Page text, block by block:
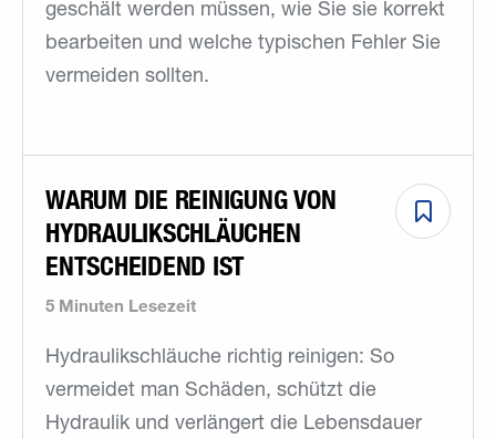
geschält werden müssen, wie Sie sie korrekt
bearbeiten und welche typischen Fehler Sie
vermeiden sollten.
5 Minuten Lesezeit
WARUM DIE REINIGUNG VON
HYDRAULIKSCHLÄUCHEN
ENTSCHEIDEND IST
Hydraulikschläuche richtig reinigen: So
vermeidet man Schäden, schützt die
Hydraulik und verlängert die Lebensdauer